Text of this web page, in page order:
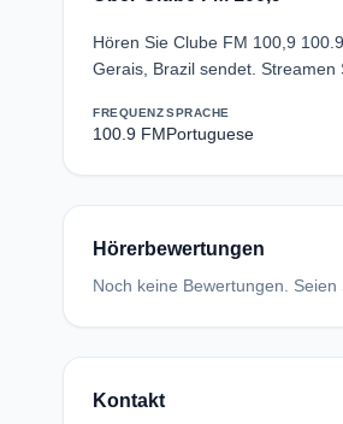
Hören Sie Clube FM 100,9
Gerais, Brazil sendet.
FREQUENZ
100.9 FM
SPRACHE
Portuguese
Hörerbewertungen
Noch keine Bewertungen.
Kontakt